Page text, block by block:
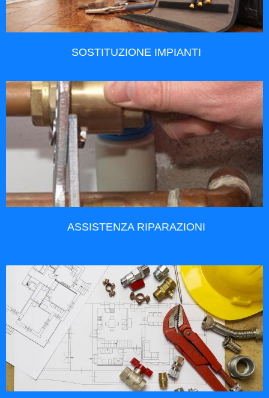
SOSTITUZIONE IMPIANTI
ASSISTENZA RIPARAZIONI